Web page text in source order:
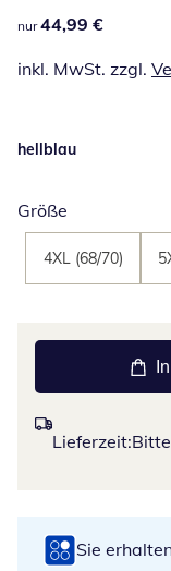
44,99 €
nur 44,99 €
inkl. MwSt. zzgl.
hellblau
Größe
4XL (68/70)
Lieferzeit:
Sie